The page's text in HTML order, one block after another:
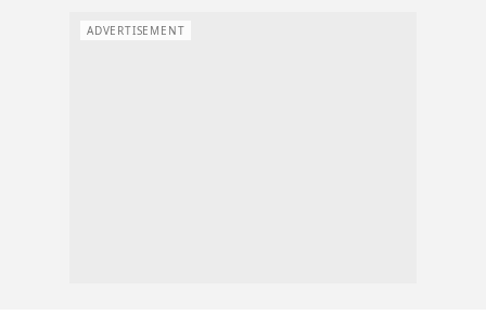
ADVERTISEMENT